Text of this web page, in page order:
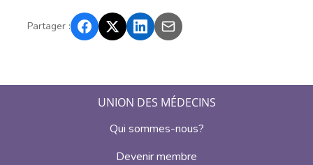
Partager :
UNION DES MÉDECINS
Qui sommes-nous?
Devenir membre